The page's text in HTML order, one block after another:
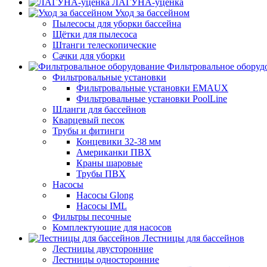
ЛАГУНА-уценка
Уход за бассейном
Пылесосы для уборки бассейна
Щётки для пылесоса
Штанги телескопические
Сачки для уборки
Фильтровальное
Фильтровальные установки
Фильтровальные установки EMAUX
Фильтровальные установки PoolLine
Шланги для бассейнов
Кварцевый песок
Трубы и фитинги
Концевики 32-38 мм
Американки ПВХ
Краны шаровые
Трубы ПВХ
Насосы
Насосы Glong
Насосы IML
Фильтры песочные
Комплектующие для насосов
Лестницы для бассейнов
Лестницы двусторонние
Лестницы односторонние